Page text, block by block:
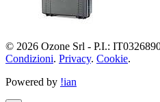
© 2026 Ozone Srl - P.I.:
Condizioni. Privacy. Cookie.
Powered by !ian